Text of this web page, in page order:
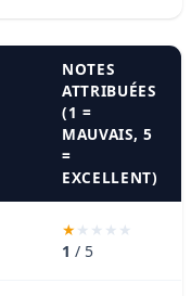
NOTES
ATTRIBUÉES
(1 =
MAUVAIS, 5
=
EXCELLENT)
1 / 5